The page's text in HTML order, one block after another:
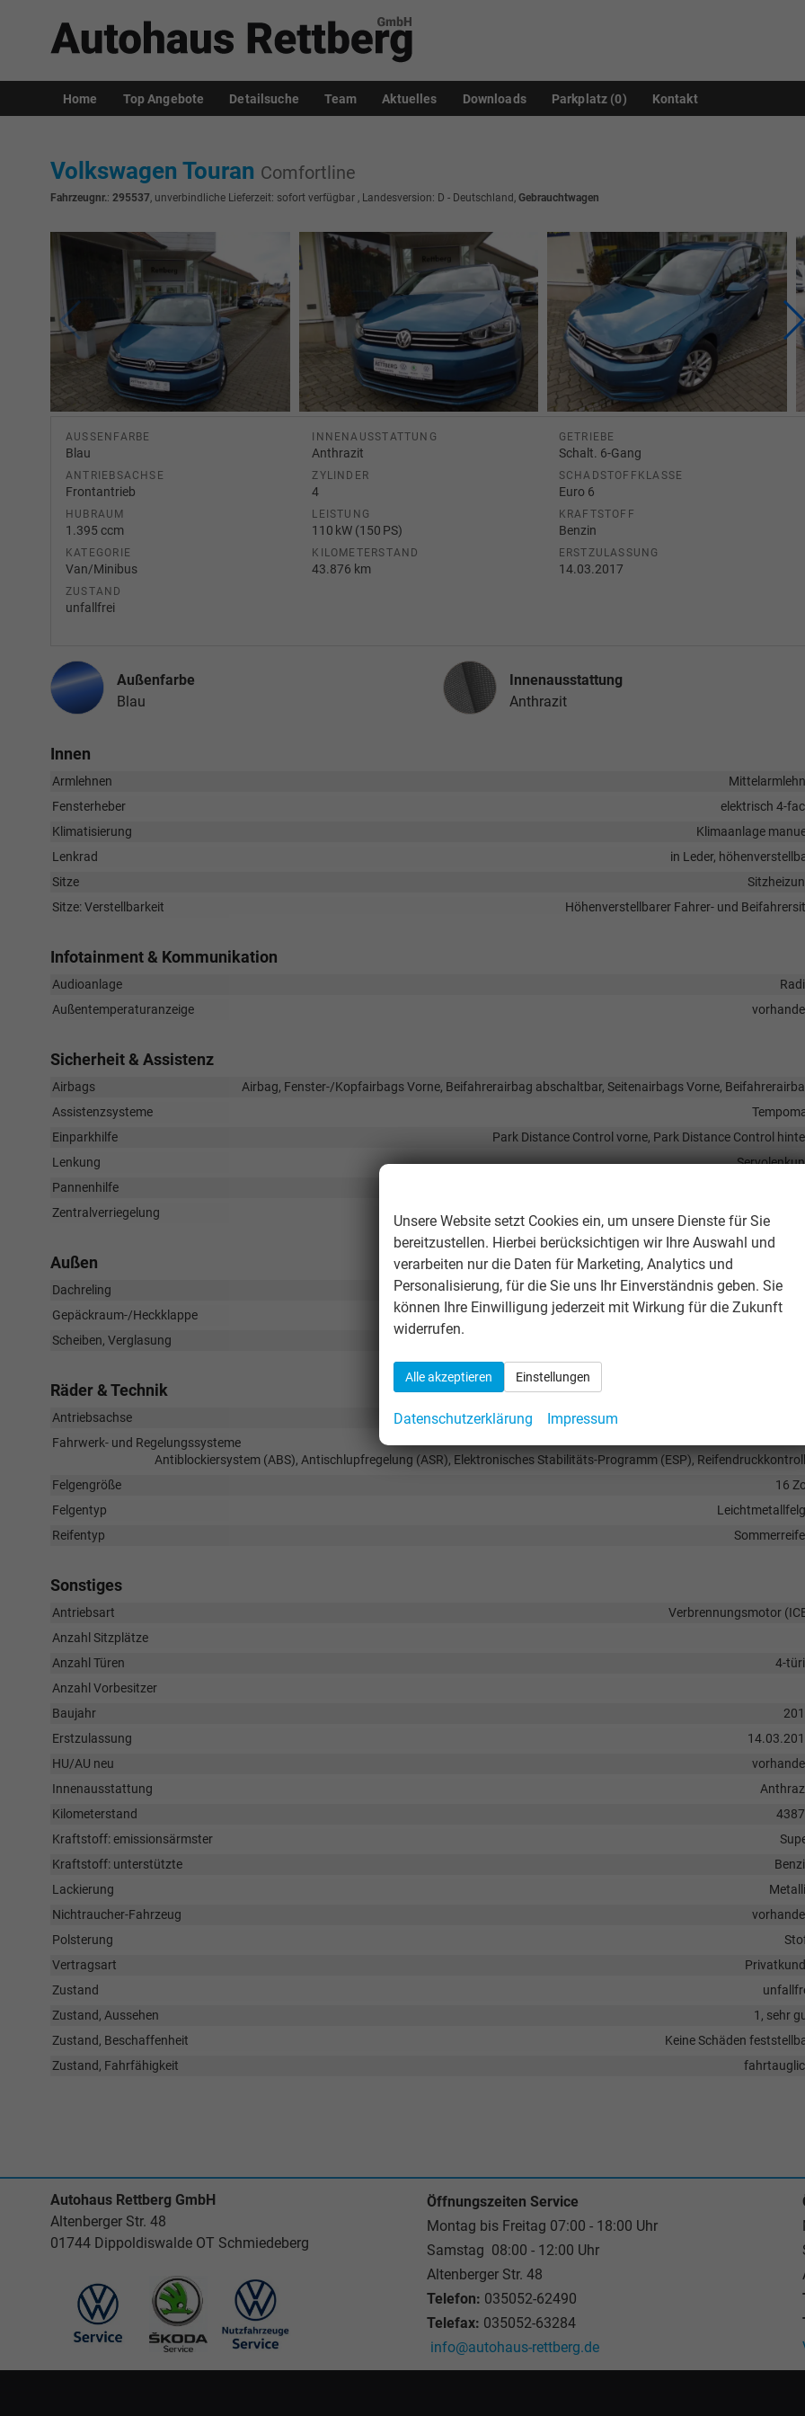
Home Top Angebote Detailsuche Team Aktuelles Downloads Parkplatz (0) Kontakt
Volkswagen Touran Comfortline
Fahrzeugnr.: 295537, unverbindliche Lieferzeit: sofort verfügbar , Landesversion: D - Deutschland, Gebrauchtwagen
AUSSENFARBE
Blau
INNENAUSSTATTUNG
Anthrazit
GETRIEBE
Schalt. 6-Gang
ANTRIEBSACHSE
Frontantrieb
ZYLINDER
4
SCHADSTOFFKLASSE
Euro 6
HUBRAUM
1.395 ccm
LEISTUNG
110 kW (150 PS)
KRAFTSTOFF
Benzin
KATEGORIE
Van/Minibus
KILOMETERSTAND
43.876 km
ERSTZULASSUNG
14.03.2017
ZUSTAND
unfallfrei
Außenfarbe
Blau
Innenausstattung
Innenausstattung
Anthrazit
Innen
Armlehnen
Fensterheber
elektrisch 4-
Klimatisierung
Klimaanlage
Lenkrad
in Leder,
Sitze
Sitze: Verstellbarkeit
Höhenverstellbarer Fahrer- und
Infotainment & Kommunikation
Audioanlage
Außentemperaturanzeige
Sicherheit & Assistenz
Airbags
Airbag, Fenster-/Kopfairbags Vorne, Beifahrerairbag abschaltbar, Seitenairbags Vorne,
Assistenzsysteme
Einparkhilfe
Park Distance Control vorne, Park Distance Control
Lenkung
Pannenhilfe
Zentralverriegelung
Zentralverriegelung mit Funkfernbedienung
Außen
Dachreling
in Schwarz
Gepäckraum-/Heckklappe
Elektrische Heckklappe
Scheiben, Verglasung
Räder & Technik
Antriebsachse
Fahrwerk- und Regelungssysteme
Antiblockiersystem (ABS), Antischlupfregelung (ASR), Elektronisches Stabilitäts-Programm (ESP),
Felgengröße
16
Felgentyp
Reifentyp
Sonstiges
Antriebsart
Verbrennungsmotor
Anzahl Sitzplätze
Anzahl Türen
4-
Anzahl Vorbesitzer
Baujahr
Erstzulassung
HU/AU neu
Innenausstattung
Kilometerstand
Kraftstoff: emissionsärmster
Kraftstoff: unterstützte
Lackierung
Nichtraucher-Fahrzeug
Polsterung
Vertragsart
Zustand
Zustand, Aussehen
1, sehr
Zustand, Beschaffenheit
Keine Schäden
Zustand, Fahrfähigkeit
Autohaus Rettberg GmbH
Altenberger Str. 48
01744 Dippoldiswalde OT Schmiedeberg
Öffnungszeiten Service
Montag bis Freitag 07:00 - 18:00 Uhr
Samstag 08:00 - 12:00 Uhr
Altenberger Str. 48
Telefon: 035052-62490
Telefax: 035052-63284
info@autohaus-rettberg.de
Unsere Website setzt Cookies ein, um unsere Dienste für Sie
bereitzustellen. Hierbei berücksichtigen wir Ihre Auswahl und
verarbeiten nur die Daten für Marketing, Analytics und
Personalisierung, für die Sie uns Ihr Einverständnis geben. Sie
können Ihre Einwilligung jederzeit mit Wirkung für die Zukunft
widerrufen.
Alle akzeptieren Einstellungen
Datenschutzerklärung Impressum